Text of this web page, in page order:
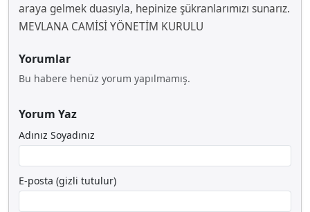
araya gelmek duasıyla, hepinize şükranlarımızı sunarız.
MEVLANA CAMİSİ YÖNETİM KURULU
Yorumlar
Bu habere henüz yorum yapılmamış.
Yorum Yaz
Adınız Soyadınız
E-posta (gizli tutulur)